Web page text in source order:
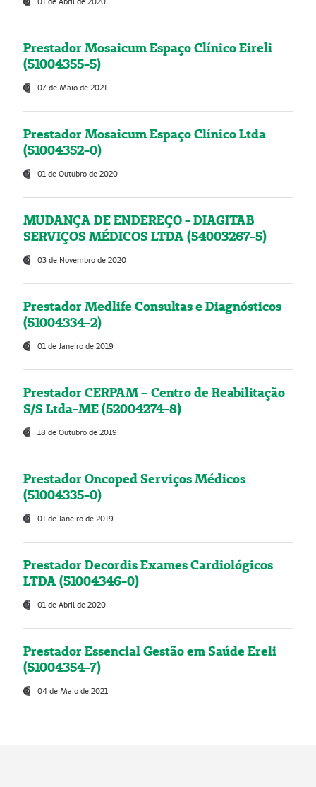
Prestador Mosaicum Espaço Clínico Eireli
(51004355-5)
07 de Maio de 2021
Prestador Mosaicum Espaço Clínico Ltda
(51004352-0)
01 de Outubro de 2020
MUDANÇA DE ENDEREÇO - DIAGITAB
SERVIÇOS MÉDICOS LTDA (54003267-5)
03 de Novembro de 2020
Prestador Medlife Consultas e Diagnósticos
(51004334-2)
01 de Janeiro de 2019
Prestador CERPAM – Centro de Reabilitação
S/S Ltda-ME (52004274-8)
18 de Outubro de 2019
Prestador Oncoped Serviços Médicos
(51004335-0)
01 de Janeiro de 2019
Prestador Decordis Exames Cardiológicos
LTDA (51004346-0)
01 de Abril de 2020
Prestador Essencial Gestão em Saúde Ereli
(51004354-7)
04 de Maio de 2021